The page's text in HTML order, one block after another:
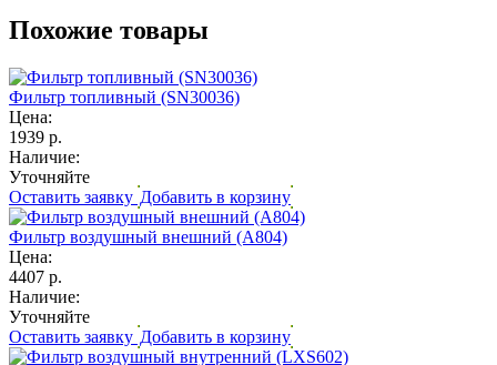
Похожие товары
Фильтр топливный (SN30036)
Цена:
1939 р.
Наличие:
Уточняйте
Оставить заявку Добавить в корзину
Фильтр воздушный внешний (A804)
Цена:
4407 р.
Наличие:
Уточняйте
Оставить заявку Добавить в корзину